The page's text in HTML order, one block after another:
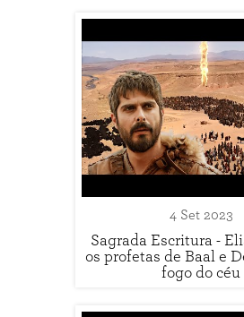
4 Set 2023
Sagrada Escritura -
os profetas de Baal e
fogo do céu